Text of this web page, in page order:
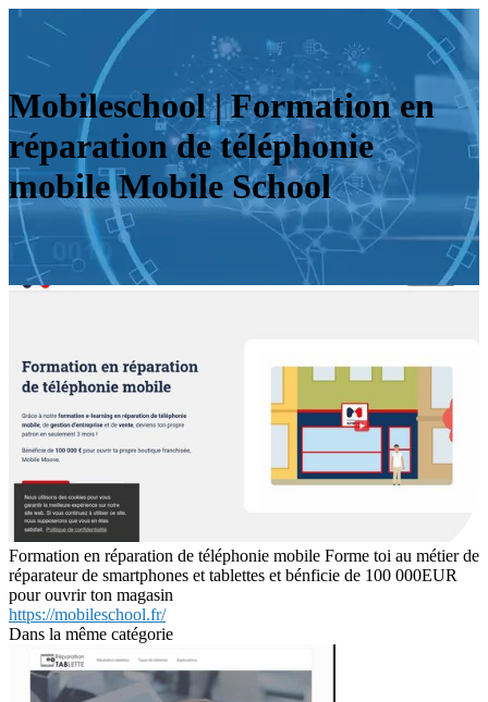
Mobi­leschool | Formation en
réparation de téléphonie
mobile Mobile School
Formation en réparation de téléphonie mobile Forme toi au métier de
réparateur de smartphones et tablettes et bénficie de 100 000EUR
pour ouvrir ton magasin
https://mobileschool.fr/
Dans la même catégorie